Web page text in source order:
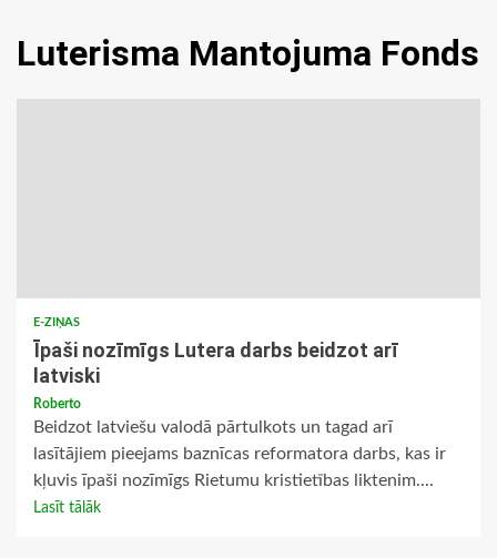
Luterisma Mantojuma Fonds
E-ZIŅAS
Īpaši nozīmīgs Lutera darbs beidzot arī
latviski
Roberto
Beidzot latviešu valodā pārtulkots un tagad arī
lasītājiem pieejams baznīcas reformatora darbs, kas ir
kļuvis īpaši nozīmīgs Rietumu kristietības liktenim....
Lasīt tālāk